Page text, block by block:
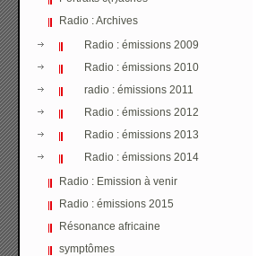
Radio : Archives
Radio : émissions 2009
Radio : émissions 2010
radio : émissions 2011
Radio : émissions 2012
Radio : émissions 2013
Radio : émissions 2014
Radio : Emission à venir
Radio : émissions 2015
Résonance africaine
symptômes